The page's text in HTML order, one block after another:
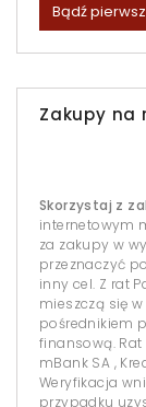
Bądź
Zakupy na
Skorzystaj z
internetowym
za zakupy w
przeznaczyć
inny cel. Z rat
mieszczą się
pośrednikiem
finansową. Rat
mBank SA ,
Weryfikacja
przypadku